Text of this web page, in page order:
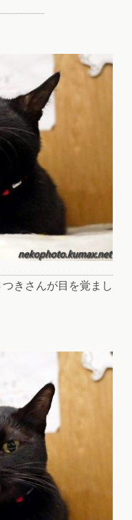
きさんが目を覚まし